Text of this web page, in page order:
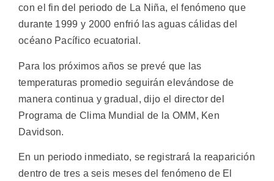
con el fin del periodo de La Niña, el fenómeno que
durante 1999 y 2000 enfrió las aguas cálidas del
océano Pacífico ecuatorial.
Para los próximos años se prevé que las
temperaturas promedio seguirán elevándose de
manera continua y gradual, dijo el director del
Programa de Clima Mundial de la OMM, Ken
Davidson.
En un periodo inmediato, se registrará la reaparición
dentro de tres a seis meses del fenómeno de El